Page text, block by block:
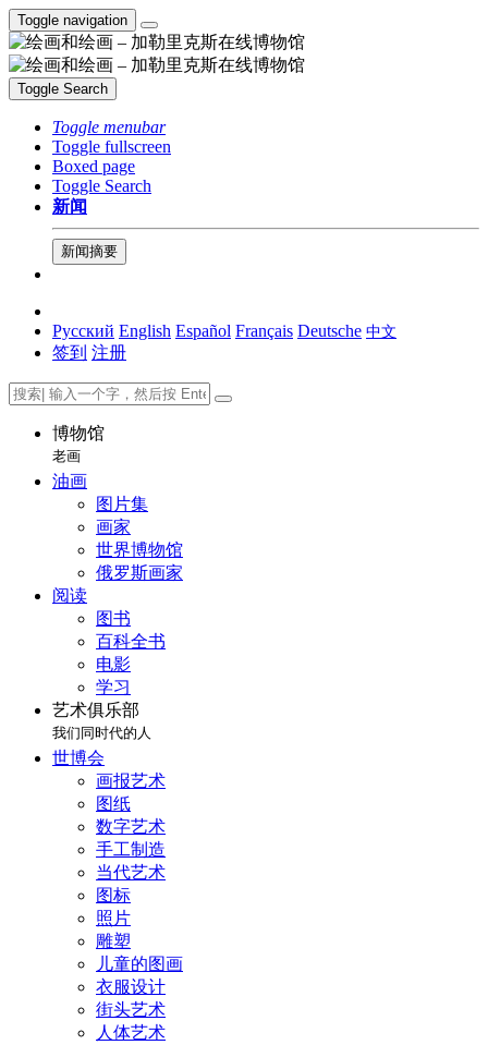
Toggle navigation
Toggle Search
Toggle menubar
Toggle fullscreen
Boxed page
Toggle Search
新闻
新闻摘要
Русский English Español Français Deutsche 中文
签到 注册
博物馆
老画
油画
图片集
画家
世界博物馆
俄罗斯画家
阅读
图书
百科全书
电影
学习
艺术俱乐部
我们同时代的人
世博会
画报艺术
图纸
数字艺术
手工制造
当代艺术
图标
照片
雕塑
儿童的图画
衣服设计
街头艺术
人体艺术